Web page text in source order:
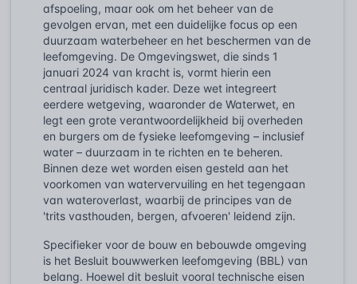
afspoeling, maar ook om het beheer van de
gevolgen ervan, met een duidelijke focus op een
duurzaam waterbeheer en het beschermen van de
leefomgeving. De Omgevingswet, die sinds 1
januari 2024 van kracht is, vormt hierin een
centraal juridisch kader. Deze wet integreert
eerdere wetgeving, waaronder de Waterwet, en
legt een grote verantwoordelijkheid bij overheden
en burgers om de fysieke leefomgeving – inclusief
water – duurzaam in te richten en te beheren.
Binnen deze wet worden eisen gesteld aan het
voorkomen van watervervuiling en het tegengaan
van wateroverlast, waarbij de principes van de
'trits vasthouden, bergen, afvoeren' leidend zijn.
Specifieker voor de bouw en bebouwde omgeving
is het Besluit bouwwerken leefomgeving (BBL) van
belang. Hoewel dit besluit vooral technische eisen